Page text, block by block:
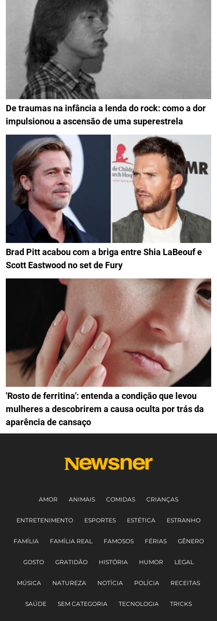
De traumas na infância a lenda do rock: como a dor
impulsionou a ascensão de uma superestrela
Brad Pitt acabou com a briga entre Shia LaBeouf e
Scott Eastwood no set de Fury
'Rosto de ferritina': entenda a condição que levou
mulheres a descobrirem a causa oculta por trás da
aparência de cansaço
AMOR ANIMAIS COMIDAS CRIANÇAS
ENTRETENIMENTO ESPORTES ESTÉTICA ESTRANHO
FAMÍLIA FAMÍLIA REAL FAMOSOS FÉRIAS GÊNERO
GOSTO GRATIDÃO HISTÓRIA HUMOR LEGAL
MÚSICA NATUREZA NOTÍCIA POLÍCIA RECEITAS
SAÚDE SEM CATEGORIA TECNOLOGIA TRICKS